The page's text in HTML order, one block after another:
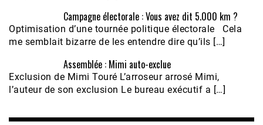
Campagne électorale : Vous avez dit 5.000 km ?
Optimisation d’une tournée politique électorale Cela
me semblait bizarre de les entendre dire qu’ils […]
Assemblée : Mimi auto-exclue
Exclusion de Mimi Touré L’arroseur arrosé Mimi,
l’auteur de son exclusion Le bureau exécutif a […]